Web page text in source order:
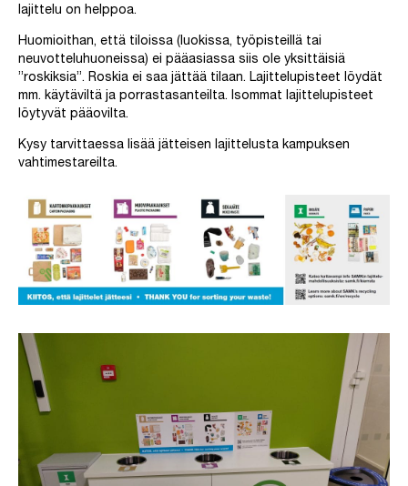
lajittelu on helppoa.
Huomioithan, että tiloissa (luokissa, työpisteillä tai
neuvotteluhuoneissa) ei pääasiassa siis ole yksittäisiä
”roskiksia”. Roskia ei saa jättää tilaan. Lajittelupisteet löydät
mm. käytäviltä ja porrastasanteilta. Isommat lajittelupisteet
löytyvät pääovilta.
Kysy tarvittaessa lisää jätteisen lajittelusta kampuksen
vahtimestareilta.